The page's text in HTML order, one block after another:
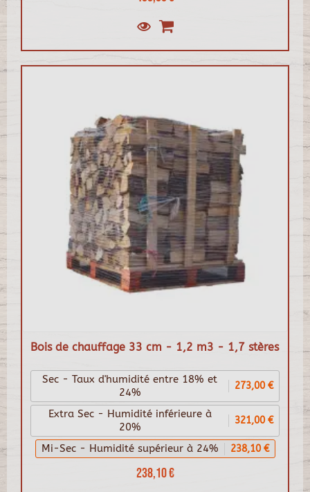
Bois de chauffage 33 cm - 1,2 m3 - 1,7 stères
238,10 €
Sec - Taux d'humidité entre 18% et
24%
273,00 €
Extra Sec - Humidité inférieure à
20%
321,00 €
Mi-Sec - Humidité supérieur à 24% 238,10 €